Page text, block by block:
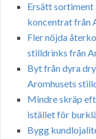
Ersätt
koncentrat från
Fler nöjda
stilldrinks från
Byt från dyra
Aromhusets
Mindre skräp
istället för
Bygg